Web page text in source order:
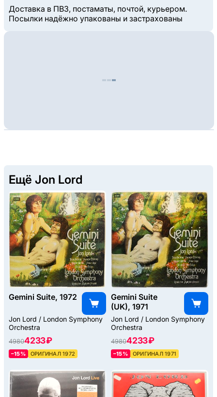
Доставка в ПВЗ, постаматы, почтой, курьером.
Посылки надёжно упакованы и застрахованы
Ещё Jon Lord
Gemini Suite, 1972
Jon Lord / London Symphony
Orchestra
49804233 ₽
–15% ОРИГИНАЛ 1972
Gemini Suite
(UK), 1971
Jon Lord / London Symphony
Orchestra
49804233 ₽
–15% ОРИГИНАЛ 1971